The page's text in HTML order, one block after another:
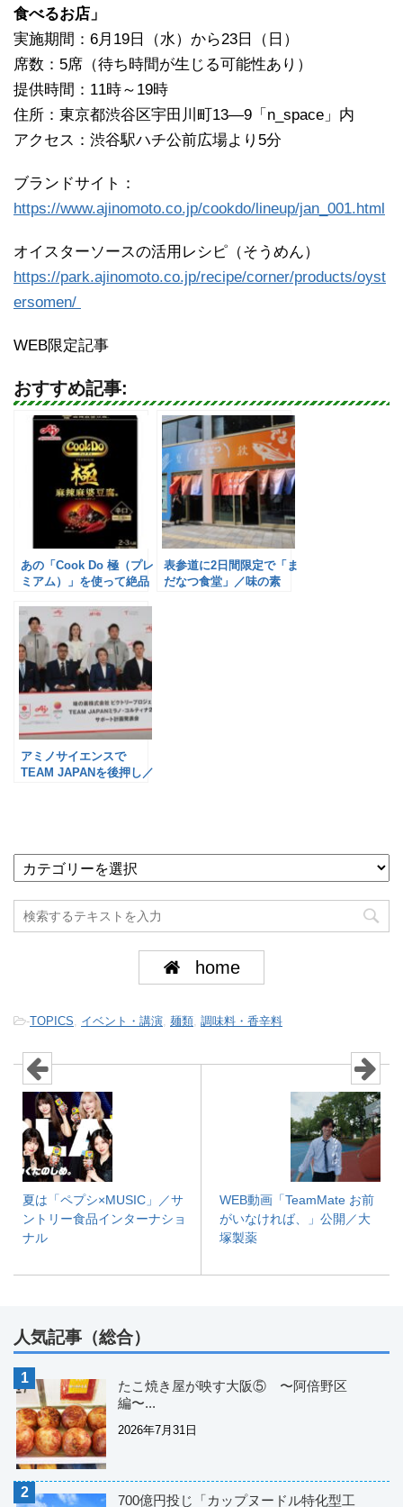
食べるお店」
実施期間：6月19日（水）から23日（日）
席数：5席（待ち時間が生じる可能性あり）
提供時間：11時～19時
住所：東京都渋谷区宇田川町13―9「n_space」内
アクセス：渋谷駅ハチ公前広場より5分
ブランドサイト：
https://www.ajinomoto.co.jp/cookdo/lineup/jan_001.html
オイスターソースの活用レシピ（そうめん）
https://park.ajinomoto.co.jp/recipe/corner/products/oyst
ersomen/
WEB限定記事
おすすめ記事:
あの「Cook Do 極（プレ
ミアム）」を使って絶品
素
表参道に2日間限定で「ま
だなつ食堂」／味の素
アミノサイエンスで
TEAM JAPANを後押し／
home
-TOPICS, イベント・講演, 麺類, 調味料・香辛料
夏は「ペプシ×MUSIC」／サ
ントリー食品インターナショ
ナル
WEB動画「TeamMate お前
がいなければ、」公開／大
塚製薬
人気記事（総合）
たこ焼き屋が映す大阪⑤ 〜阿倍野区
編〜...
2026年7月31日
700億円投じ「カップヌードル特化型工